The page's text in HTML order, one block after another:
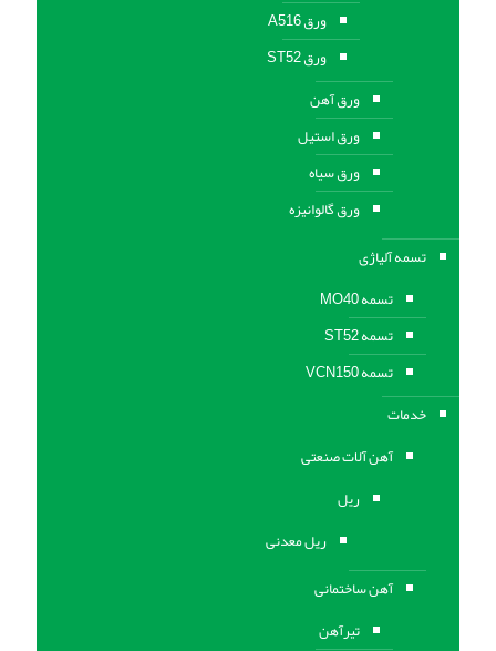
ورق A516
ورق ST52
ورق آهن
ورق استیل
ورق سیاه
ورق گالوانیزه
تسمه آلیاژی
تسمه MO40
تسمه ST52
تسمه VCN150
خدمات
آهن آلات صنعتی
ریل
ریل معدنی
آهن ساختمانی
تیرآهن